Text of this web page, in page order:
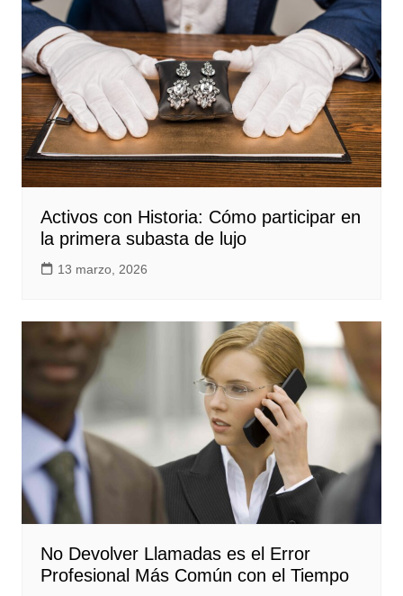
Activos con Historia: Cómo participar en
la primera subasta de lujo
13 marzo, 2026
No Devolver Llamadas es el Error
Profesional Más Común con el Tiempo